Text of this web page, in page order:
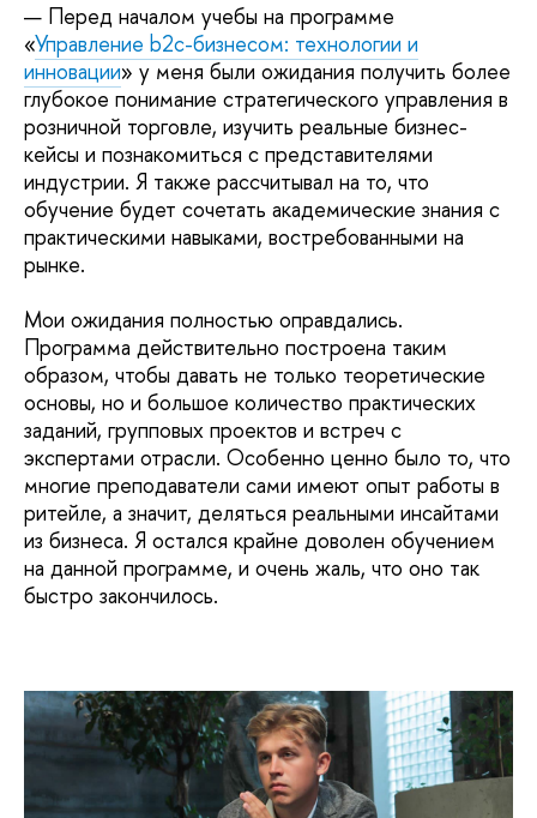
— Перед началом учебы на программе
«Управление b2c-бизнесом: технологии и
инновации» у меня были ожидания получить более
глубокое понимание стратегического управления в
розничной торговле, изучить реальные бизнес-
кейсы и познакомиться с представителями
индустрии. Я также рассчитывал на то, что
обучение будет сочетать академические знания с
практическими навыками, востребованными на
рынке.
Мои ожидания полностью оправдались.
Программа действительно построена таким
образом, чтобы давать не только теоретические
основы, но и большое количество практических
заданий, групповых проектов и встреч с
экспертами отрасли. Особенно ценно было то, что
многие преподаватели сами имеют опыт работы в
ритейле, а значит, деляться реальными инсайтами
из бизнеса. Я остался крайне доволен обучением
на данной программе, и очень жаль, что оно так
быстро закончилось.